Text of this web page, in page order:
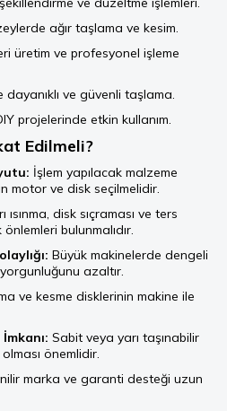
ağır taşlama ve kesim.
üretim ve profesyonel işleme
ve güvenli taşlama.
projelerinde etkin kullanım.
Edilmeli?
İşlem yapılacak malzeme
motor ve disk seçilmelidir.
ısınma, disk sıçraması ve ters
bulunmalıdır.
Büyük makinelerde dengeli
azaltır.
ve kesme disklerinin makine ile
Sabit veya yarı taşınabilir
önemlidir.
marka ve garanti desteği uzun